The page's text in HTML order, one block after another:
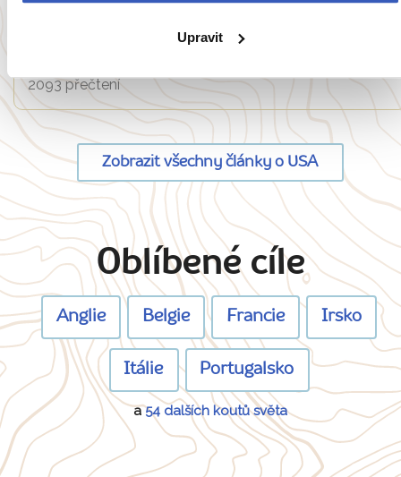
Upravit
Když se staví do výšky, zábavně a zeleně
2093 přečtení
Zobrazit všechny články o USA
Oblíbené cíle
Anglie Belgie Francie Irsko
Itálie Portugalsko
a54 dalších koutů světa